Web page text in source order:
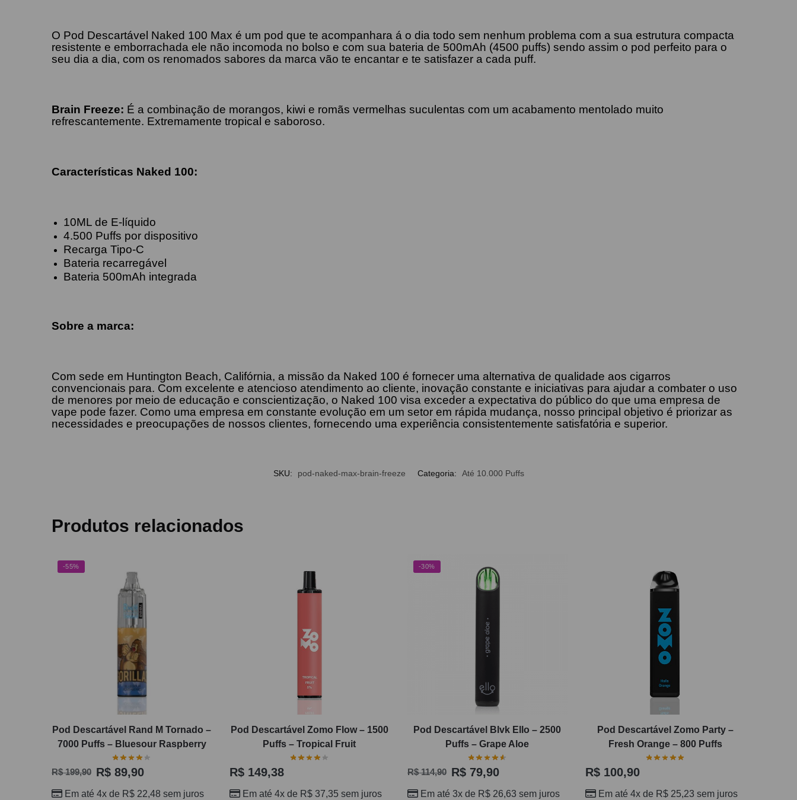
O Pod Descartável Naked 100 Max é um pod que te acompanhara á o dia todo sem nenhum problema com a sua estrutura compacta
resistente e emborrachada ele não incomoda no bolso e com sua bateria de 500mAh (4500 puffs) sendo assim o pod perfeito para o
seu dia a dia, com os renomados sabores da marca vão te encantar e te satisfazer a cada puff.
Brain Freeze: É a combinação de morangos, kiwi e romãs vermelhas suculentas com um acabamento mentolado muito
refrescantemente. Extremamente tropical e saboroso.
Características Naked 100:
10ML de E-líquido
4.500 Puffs por dispositivo
Recarga Tipo-C
Bateria recarregável
Bateria 500mAh integrada
Sobre a marca:
Com sede em Huntington Beach, Califórnia, a missão da Naked 100 é fornecer uma alternativa de qualidade aos cigarros
convencionais para. Com excelente e atencioso atendimento ao cliente, inovação constante e iniciativas para ajudar a combater o uso
de menores por meio de educação e conscientização, o Naked 100 visa exceder a expectativa do público do que uma empresa de
vape pode fazer. Como uma empresa em constante evolução em um setor em rápida mudança, nosso principal objetivo é priorizar as
necessidades e preocupações de nossos clientes, fornecendo uma experiência consistentemente satisfatória e superior.
SKU: pod-naked-max-brain-freeze Categoria: Até 10.000 Puffs
Produtos relacionados
-55%
Pod Descartável Rand M Tornado –
7000 Puffs – Bluesour Raspberry
R$199,90 R$ 89,90
Em até 4x de R$ 22,48 sem juros
Pod Descartável Zomo Flow – 1500
Puffs – Tropical Fruit
R$ 149,38
Em até 4x de R$ 37,35 sem juros
-30%
Pod Descartável Blvk Ello – 2500
Puffs – Grape Aloe
R$114,90 R$79,90
Em até 3x de R$26,63 sem juros
Pod Descartável Zomo Party –
Fresh Orange – 800 Puffs
R$100,90
Em até 4x de R$25,23 sem juros